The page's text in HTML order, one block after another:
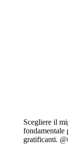
Scegliere il
fondamentale
gratificanti.